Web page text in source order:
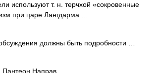
используют т. н. терчхой «сокровенные
при царе Лангдарма …
должны быть подробности …
Пантеон Направ …